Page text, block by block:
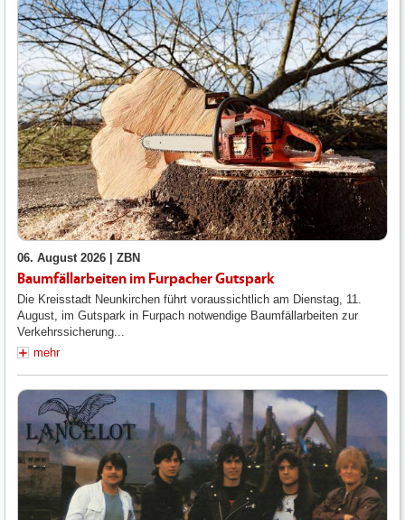
06. August 2026 | ZBN
Baumfällarbeiten im Furpacher Gutspark
Die Kreisstadt Neunkirchen führt voraussichtlich am Dienstag, 11.
August, im Gutspark in Furpach notwendige Baumfällarbeiten zur
Verkehrssicherung...
mehr